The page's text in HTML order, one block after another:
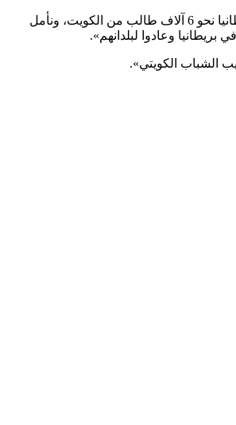
من جهته قال نائب السفير البريطاني في الكويت تيم فاوز: «إن العلاقات الثنائية بين الكويت وبريطانيا قوية جدا وخاصة فيما يعنى بالتعليم، حيث إن لدينا الآن في بريطانيا نحو 6 آلاف طالب من الكويت، ونأمل
وعادوا لبلدانهم».